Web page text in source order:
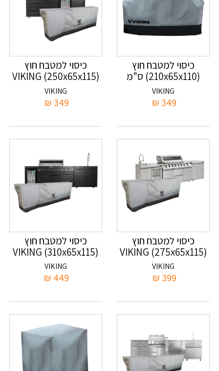
כיסוי למטבח חוץ
(210x65x110) ס"מ
VIKING
349
₪
כיסוי למטבח חוץ
(250x65x115) VIKING
VIKING
349
₪
כיסוי למטבח חוץ
(275x65x115) VIKING
ס"מ
VIKING
399
₪
כיסוי למטבח חוץ
(310x65x115) VIKING
VIKING
449
₪